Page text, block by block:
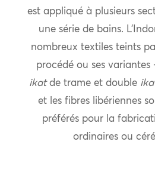
est appliqué à plusieurs
une série de bains.
nombreux textiles teints
procédé ou ses variantes
ikatde trame et double
et les fibres libériennes
préférés pour la
ordinaires ou